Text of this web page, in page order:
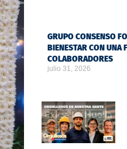
GRUPO CONSENSO
BIENESTAR CON UNA
COLABORADORES
julio 31, 2026